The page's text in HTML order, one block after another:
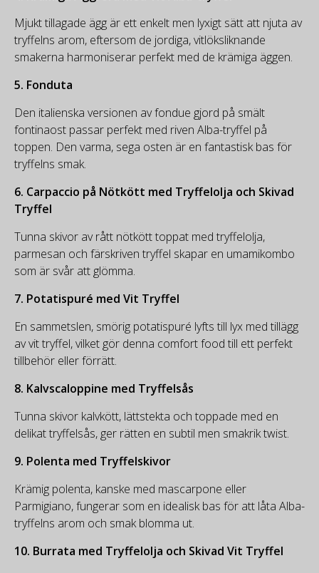
Mjukt tillagade ägg är ett enkelt men lyxigt sätt att njuta av
tryffelns arom, eftersom de jordiga, vitlöksliknande
smakerna harmoniserar perfekt med de krämiga äggen.
5. Fonduta
Den italienska versionen av fondue gjord på smält
fontinaost passar perfekt med riven Alba-tryffel på
toppen. Den varma, sega osten är en fantastisk bas för
tryffelns smak.
6. Carpaccio på Nötkött med Tryffelolja och Skivad
Tryffel
Tunna skivor av rått nötkött toppat med tryffelolja,
parmesan och färskriven tryffel skapar en umamikombo
som är svår att glömma.
7. Potatispuré med Vit Tryffel
En sammetslen, smörig potatispuré lyfts till lyx med tillägg
av vit tryffel, vilket gör denna comfort food till ett perfekt
tillbehör eller förrätt.
8. Kalvscaloppine med Tryffelsås
Tunna skivor kalvkött, lättstekta och toppade med en
delikat tryffelsås, ger rätten en subtil men smakrik twist.
9. Polenta med Tryffelskivor
Krämig polenta, kanske med mascarpone eller
Parmigiano, fungerar som en idealisk bas för att låta Alba-
tryffelns arom och smak blomma ut.
10. Burrata med Tryffelolja och Skivad Vit Tryffel